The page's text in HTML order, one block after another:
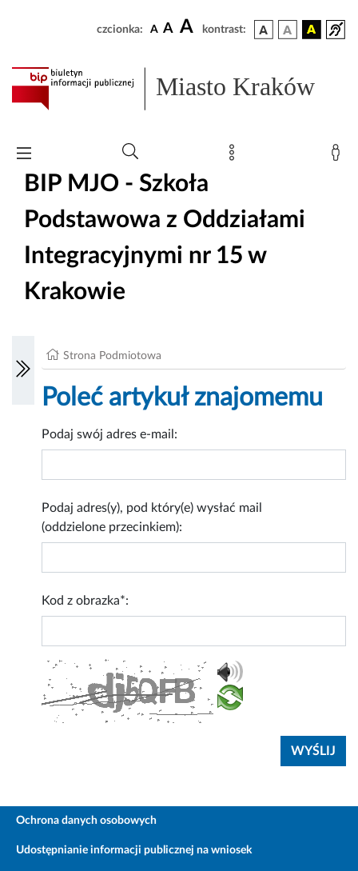
czcionka: A A A kontrast:
Miasto Kraków
BIP MJO - Szkoła
Podstawowa z Oddziałami
Integracyjnymi nr 15 w
Krakowie
Strona Podmiotowa
Poleć artykuł znajomemu
Podaj swój adres e-mail:
Podaj adres(y), pod który(e) wysłać mail
(oddzielone przecinkiem):
Kod z obrazka*:
Ochrona danych osobowych
Udostępnianie informacji publicznej na wniosek